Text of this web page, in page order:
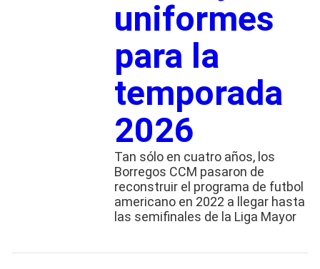
uniformes
para la
temporada
2026
Tan sólo en cuatro años, los
Borregos CCM pasaron de
reconstruir el programa de futbol
americano en 2022 a llegar hasta
las semifinales de la Liga Mayor